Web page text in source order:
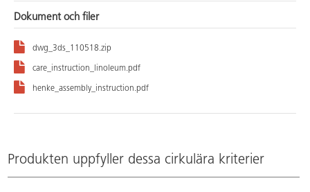
Dokument och filer
dwg_3ds_110518.zip
care_instruction_linoleum.pdf
henke_assembly_instruction.pdf
Produkten uppfyller dessa cirkulära kriterier